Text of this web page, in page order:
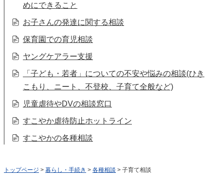
めにできること
お子さんの発達に関する相談
保育園での育児相談
ヤングケアラー支援
「子ども・若者」についての不安や悩みの相談(ひき
こもり、ニート、不登校、子育て全般など)
児童虐待やDVの相談窓口
すこやか虐待防止ホットライン
すこやかの各種相談
トップページ > 暮らし・手続き > 各種相談 > 子育て相談